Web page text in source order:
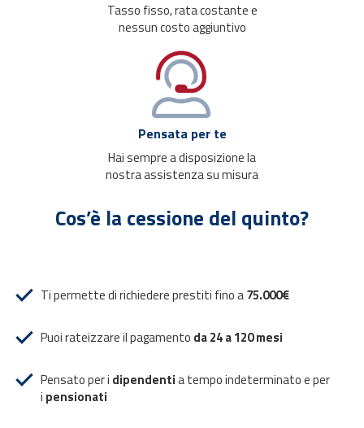
Tasso fisso, rata costante e
nessun costo aggiuntivo
Pensata per te
Hai sempre a disposizione la
nostra assistenza su misura
Cos’è la cessione del quinto?
Ti permette di richiedere prestiti fino a75.000€
Puoi rateizzare il pagamento da 24 a 120 mesi
Pensato per i dipendentia tempo indeterminato e per
i pensionati